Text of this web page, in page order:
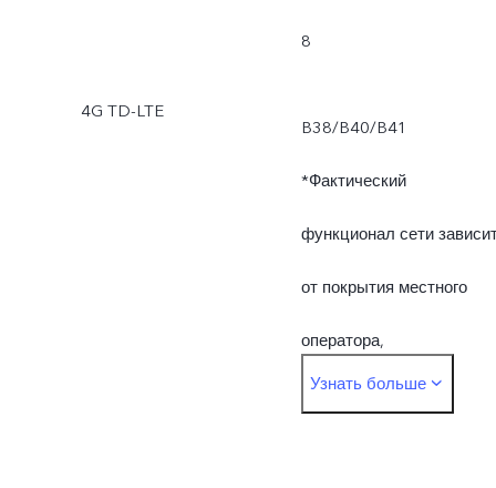
8
4G TD-LTE
B38/B40/B41
*Фактический
функционал сети
от покрытия местного
оператора,
поддерживаемой
Узнать больше